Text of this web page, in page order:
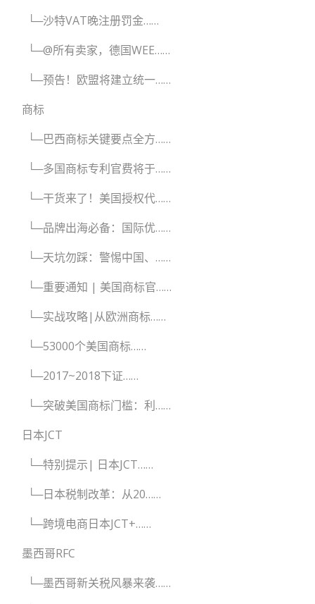
└─沙特VAT晚注册罚金……
└─@所有卖家，德国WEE……
└─预告！欧盟将建立统一……
商标
└─巴西商标关键要点全方……
└─多国商标专利官费将于……
└─干货来了！美国授权代……
└─品牌出海必备：国际优……
└─天坑勿踩：警惕中国、……
└─重要通知 | 美国商标官……
└─实战攻略|从欧洲商标……
└─53000个美国商标……
└─2017~2018下证……
└─突破美国商标门槛：利……
日本JCT
└─特别提示| 日本JCT……
└─日本税制改革：从20……
└─跨境电商日本JCT+……
墨西哥RFC
└─墨西哥新关税风暴来袭……